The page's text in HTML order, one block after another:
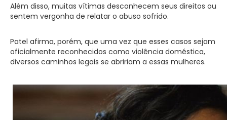
Além disso, muitas vítimas desconhecem seus direitos ou
sentem vergonha de relatar o abuso sofrido.
Patel afirma, porém, que uma vez que esses casos sejam
oficialmente reconhecidos como violência doméstica,
diversos caminhos legais se abririam a essas mulheres.